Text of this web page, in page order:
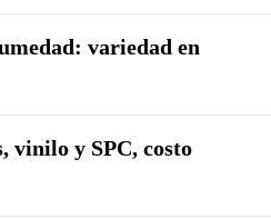
variedad en
vinilo y SPC, costo